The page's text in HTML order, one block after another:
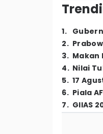
1.
2.
3. Makan
4. Nilai
5. 17
6. Piala
7. GIIAS